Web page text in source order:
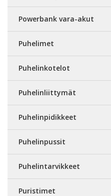
Powerbank vara-akut
Puhelimet
Puhelinkotelot
Puhelinliittymät
Puhelinpidikkeet
Puhelinpussit
Puhelintarvikkeet
Puristimet